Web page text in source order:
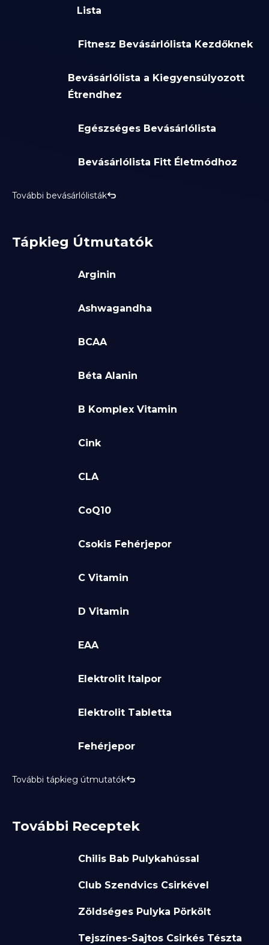
Lista
Fitnesz Bevásárlólista Kezdőknek
Bevásárlólista a Kiegyensúlyozott
Étrendhez
Egészséges Bevásárlólista
Bevásárlólista Fitt Életmódhoz
További bevásárlólisták
Tápkieg Útmutatók
Arginin
Ashwagandha
BCAA
Béta Alanin
B Komplex Vitamin
Cink
CLA
CoQ10
Csokis Fehérjepor
C Vitamin
D Vitamin
EAA
Elektrolit Italpor
Elektrolit Tabletta
Fehérjepor
További tápkieg útmutatók
További Receptek
Chilis Bab Pulykahússal
Club Szendvics Csirkével
Zöldséges Pulyka Pörkölt
Tejszínes-Sajtos Csirkés Tészta